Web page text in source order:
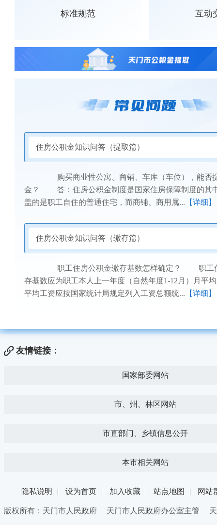
标准规范 互动
住房公积金知识问答（提取篇）
购买商业性公寓、商铺、车库（车位），能否提
金？ 答：住房公积金制度是国家住房保障制度的其
盖的是职工自住的普通住宅，而商铺、商用属... 【详细】
住房公积金知识问答（缴存篇）
职工住房公积金缴存基数怎样确定？ 职工住
存基数应为职工本人上一年度（自然年度1-12月）月平
平均工资应按国家统计局规定列入工资总额统... 【详细】
友情链接：
国家部委网站
市、州、林区网站
市直部门、乡镇信息公开
本市相关网站
隐私说明 | 设为首页 | 加入收藏 | 站点地图 | 网站
版权所有：天门市人民政府 天门市人民政府办公室主管 天